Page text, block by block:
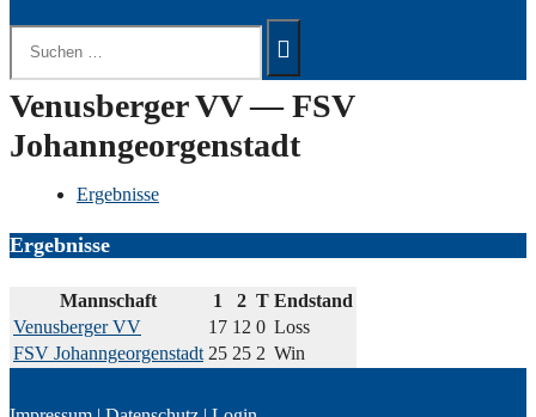
Suchen
nach:
Venusberger VV — FSV
Johanngeorgenstadt
Ergebnisse
Ergebnisse
Mannschaft 1 2 T Endstand
Venusberger VV
17 12 0 Loss
FSV Johanngeorgenstadt 25 25 2 Win